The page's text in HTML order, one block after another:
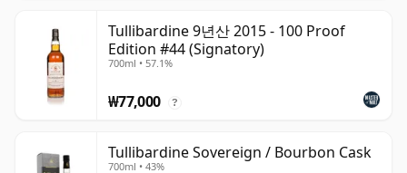
Tullibardine 9년산 2015 - 100 Proof
Edition #44 (Signatory)
700ml • 57.1%
₩77,000 ?
Tullibardine Sovereign / Bourbon Cask
700ml • 43%